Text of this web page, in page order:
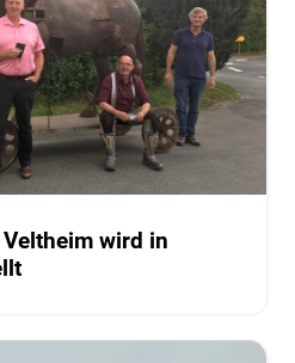
wird in